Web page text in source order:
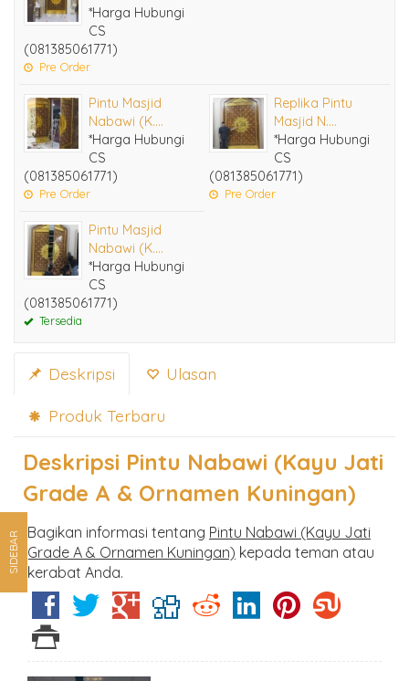
*Harga Hubungi
CS
(081385061771)
Pre Order
Pintu Masjid
Nabawi (K....
*Harga Hubungi
CS
(081385061771)
Pre Order
Replika Pintu
Masjid N....
*Harga Hubungi
CS
(081385061771)
Pre Order
Pintu Masjid
Nabawi (K....
*Harga Hubungi
CS
(081385061771)
Tersedia
Deskripsi Ulasan
Produk Terbaru
Deskripsi Pintu Nabawi (Kayu Jati
Grade A & Ornamen Kuningan)
Bagikan informasi tentang Pintu Nabawi (Kayu Jati
Grade A & Ornamen Kuningan) kepada teman atau
kerabat Anda.
SIDEBAR